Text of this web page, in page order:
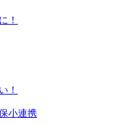
！
！
小連携